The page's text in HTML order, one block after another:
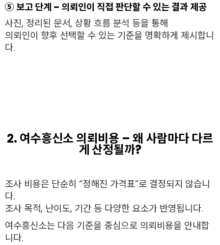
⑤ 보고 단계 – 의뢰인이 직접 판단할 수 있는 결과 제공
사진, 정리된 문서, 상황 흐름 분석 등을 통해
의뢰인이 향후 선택할 수 있는 기준을 명확하게 제시합니
다.
2. 여수흥신소 의뢰비용 – 왜 사람마다 다르
게 산정될까?
조사 비용은 단순히 “정해진 가격표”로 결정되지 않습니
다.
조사 목적, 난이도, 기간 등 다양한 요소가 반영됩니다.
여수흥신소는 다음 기준을 중심으로 의뢰비용을 안내합
니다.